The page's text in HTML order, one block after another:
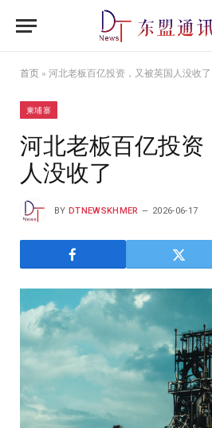
首页 » 河北老板百亿投资，又被英国人没收了
柬埔寨
河北老板百亿投资
人没收了
BY DTNEWSKHMER 2026-06-17